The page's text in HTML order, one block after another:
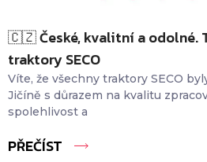
🇨🇿 České, kvalitní a odolné.
traktory SECO
Víte, že všechny traktory SECO
Jičíně s důrazem na kvalitu
spolehlivost a
PŘEČÍST